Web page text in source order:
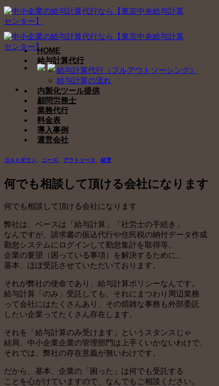
Skip
to
content
HOME
給与計算代行
給与計算代行（フルアウトソーシング）
給与計算の流れ
内製化ツール提供
顧問労務士
業務代行
料金表
導入事例
運営会社
コストダウン ニーズ、 アウトソース 経営
何でも相談して頂ける会社になります
何でも相談して頂ける会社になります
弊社は、ベースは「給与計算」「社労士の手続き」
なんですが、請求書の振込代行や住民税の納付データ作成
勤怠システムにログインして勤怠集計を取得等、
企業の要望（困っている事項）を解決するために、
基本、ほぼ受託させていただいております。
それが弊社の使命であり、給与計算ポリシーなんです。
給与計算「のみ」受託しても、それにまつわり周辺業務
って会社にはたくさんあり、その煩雑な事務も外部委託
したい企業ってたくさん存在します。
それを「給与計算のみ受けます」というスタンスじゃ
結局、中小企業企業の管理部門は上手くいかないわけで、
それでは、弊社の存在意義が無いわけです。
だから、基本、企業の「困った」は何でも受託する
ことを心がけていますので、なんでもご相談ください。